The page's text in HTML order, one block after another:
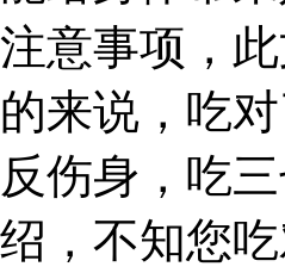
注意事项，
的来说，吃
反伤身，吃
绍，不知您